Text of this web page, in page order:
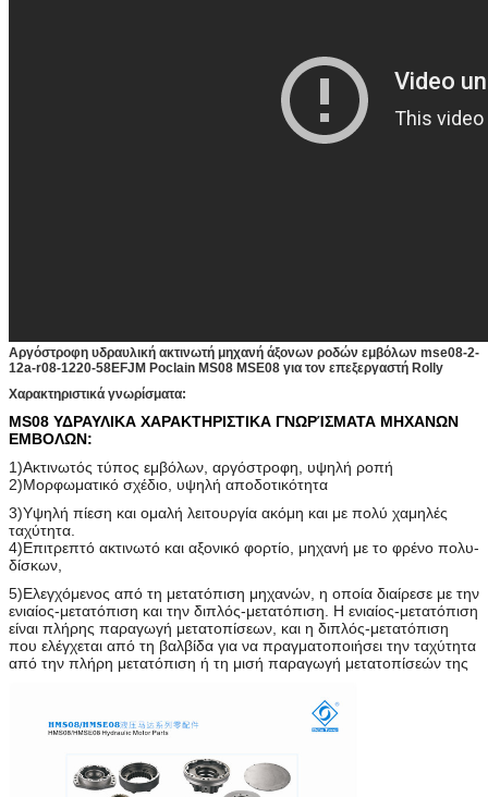
Αργόστροφη υδραυλική ακτινωτή μηχανή άξονων ροδών εμβόλων mse08-2-
12a-r08-1220-58EFJM Poclain MS08 MSE08 για τον επεξεργαστή Rolly
Χαρακτηριστικά γνωρίσματα:
MS08 ΥΔΡΑΥΛΙΚΑ ΧΑΡΑΚΤΗΡΙΣΤΙΚΑ ΓΝΩΡΊΣΜΑΤΑ ΜΗΧΑΝΩΝ
ΕΜΒΟΛΩΝ:
1)Ακτινωτός τύπος εμβόλων, αργόστροφη, υψηλή ροπή
2)Μορφωματικό σχέδιο, υψηλή αποδοτικότητα
3)Υψηλή πίεση και ομαλή λειτουργία ακόμη και με πολύ χαμηλές
ταχύτητα.
4)Επιτρεπτό ακτινωτό και αξονικό φορτίο, μηχανή με το φρένο πολυ-
δίσκων,
5)Ελεγχόμενος από τη μετατόπιση μηχανών, η οποία διαίρεσε με την
ενιαίος-μετατόπιση και την διπλός-μετατόπιση. Η ενιαίος-μετατόπιση
είναι πλήρης παραγωγή μετατοπίσεων, και η διπλός-μετατόπιση
που ελέγχεται από τη βαλβίδα για να πραγματοποιήσει την ταχύτητα
από την πλήρη μετατόπιση ή τη μισή παραγωγή μετατοπίσεών της